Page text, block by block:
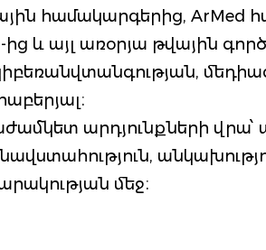
համակարգերից, ArMed
և այլ առօրյա թվային
արդյունքների վրա՝
մեջ։